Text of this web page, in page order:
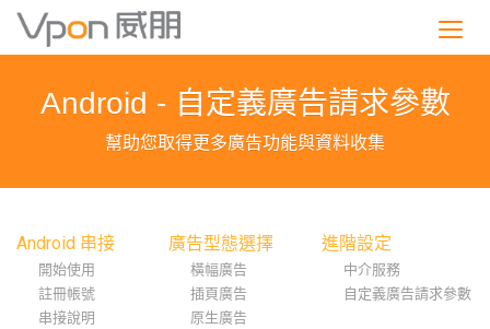
i
Android - 自定義廣告請求參數
幫助您取得更多廣告功能與資料收集
Android 串接
開始使用
註冊帳號
串接說明
廣告型態選擇
橫幅廣告
插頁廣告
原生廣告
進階設定
中介服務
自定義廣告請求參數